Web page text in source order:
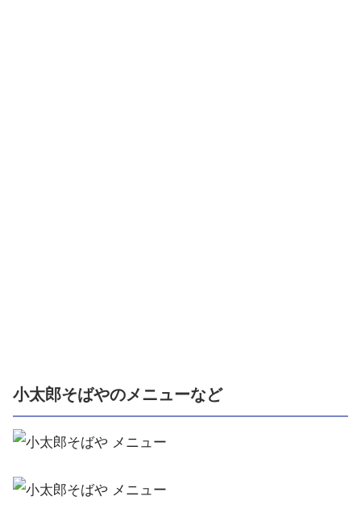
小太郎そばやのメニューなど